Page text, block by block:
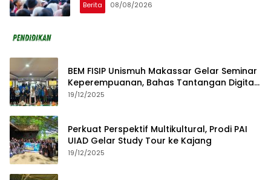
Berita 08/08/2026
BEM FISIP Unismuh Makassar Gelar Seminar
Keperempuanan, Bahas Tantangan Digital
dan Budaya Lokal
19/12/2025
Perkuat Perspektif Multikultural, Prodi PAI
UIAD Gelar Study Tour ke Kajang
19/12/2025